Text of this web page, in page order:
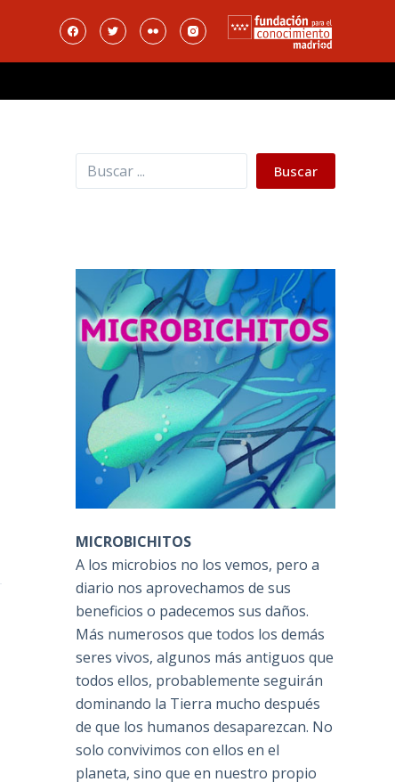
Buscar Buscar
MICROBICHITOS
A los microbios no los vemos, pero a
diario nos aprovechamos de sus
beneficios o padecemos sus daños.
Más numerosos que todos los demás
seres vivos, algunos más antiguos que
todos ellos, probablemente seguirán
dominando la Tierra mucho después
de que los humanos desaparezcan. No
solo convivimos con ellos en el
planeta, sino que en nuestro propio